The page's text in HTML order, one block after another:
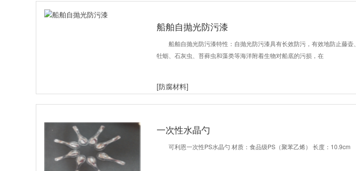
船舶自抛光防污漆
船舶自抛光防污漆特性：自抛光防污漆具有长效防污，有效地防止藤壶、
牡蛎、石灰虫、苔藓虫和藻类等海洋附着生物对船底的污损，在
[防腐材料]
一次性水晶勺
可利恩一次性PS水晶勺 材质：食品级PS（聚苯乙烯） 长度：10.9cm